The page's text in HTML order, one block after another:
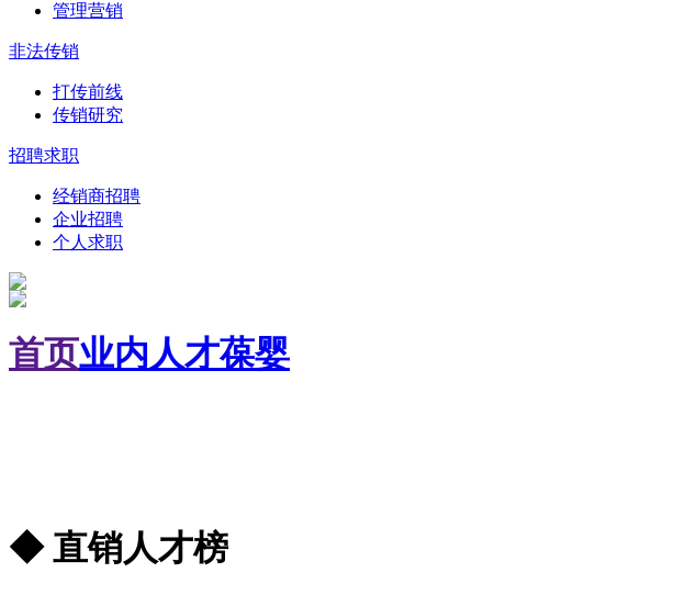
管理营销
非法传销
打传前线
传销研究
招聘求职
经销商招聘
企业招聘
个人求职
首页业内人才葆婴
◆ 直销人才榜